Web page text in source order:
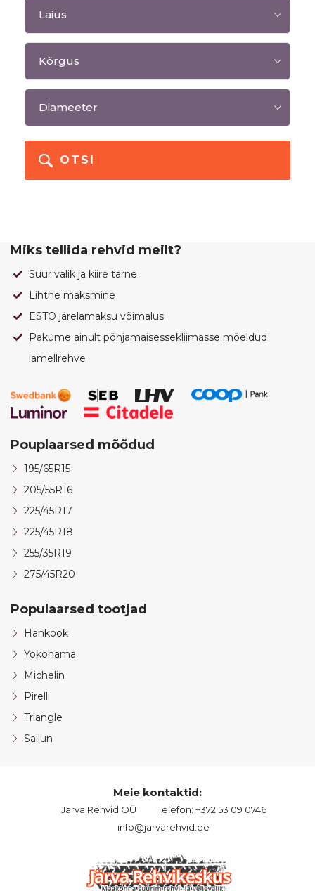
OTSI
Miks tellida rehvid meilt?
Suur valik ja kiire tarne
Lihtne maksmine
ESTO järelamaksu võimalus
Pakume ainult põhjamaisessekliimasse mõeldud
lamellrehve
Pouplaarsed mõõdud
195/65R15
205/55R16
225/45R17
225/45R18
255/35R19
275/45R20
Populaarsed tootjad
Hankook
Yokohama
Michelin
Pirelli
Triangle
Sailun
Meie kontaktid:
Järva Rehvid OÜ
Telefon: +372 53 09 0746
info@jarvarehvid.ee